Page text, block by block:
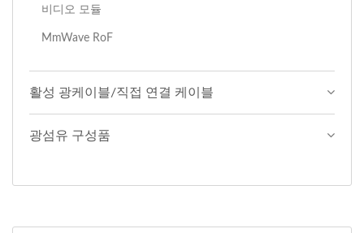
비디오 모듈
MmWave RoF
활성 광케이블/직접 연결 케이블
광섬유 구성품